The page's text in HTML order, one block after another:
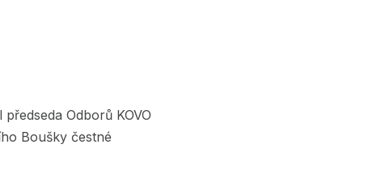
Odborů KOVO
Boušky čestné